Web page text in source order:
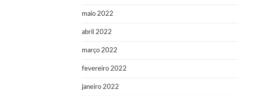
maio 2022
abril 2022
março 2022
fevereiro 2022
janeiro 2022